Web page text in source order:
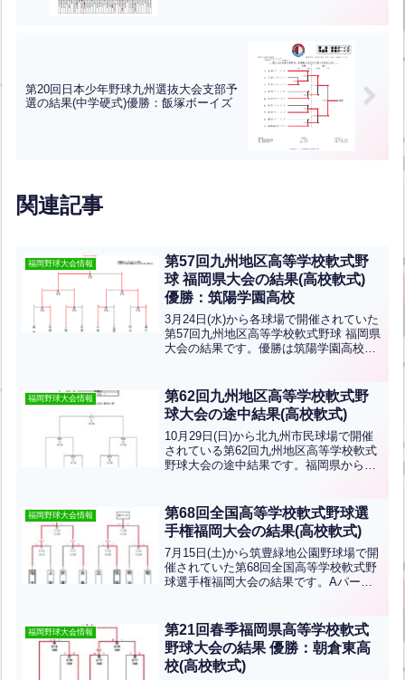
第20回日本少年野球九州選抜大会支部予
選の結果(中学硬式)優勝：飯塚ボーイズ
関連記事
福岡野球大会情報
第57回九州地区高等学校軟式野
球 福岡県大会の結果(高校軟式)
優勝：筑陽学園高校
3月24日(水)から各球場で開催されていた
第57回九州地区高等学校軟式野球 福岡県
大会の結果です。優勝は筑陽学園高校、
福岡野球大会情報
第62回九州地区高等学校軟式野
球大会の途中結果(高校軟式)
10月29日(日)から北九州市民球場で開催
されている第62回九州地区高等学校軟式
野球大会の途中結果です。福岡県からは
福岡野球大会情報
第68回全国高等学校軟式野球選
手権福岡大会の結果(高校軟式)
7月15日(土)から筑豊緑地公園野球場で開
催されていた第68回全国高等学校軟式野
球選手権福岡大会の結果です。Aパート
小郡市野球場で開催される「第68回全国
高等学校...全文はクリック
福岡野球大会情報
第21回春季福岡県高等学校軟式
野球大会の結果 優勝：朝倉東高
校(高校軟式)